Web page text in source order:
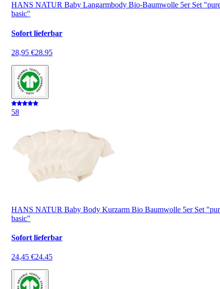
HANS NATUR Baby Langarmbody Bio-Baumwolle 5er Set
basic"
Sofort lieferbar
28,95 €28.95
58
HANS NATUR Baby Body Kurzarm Bio Baumwolle 5er Set
basic"
Sofort lieferbar
24,45 €24.45